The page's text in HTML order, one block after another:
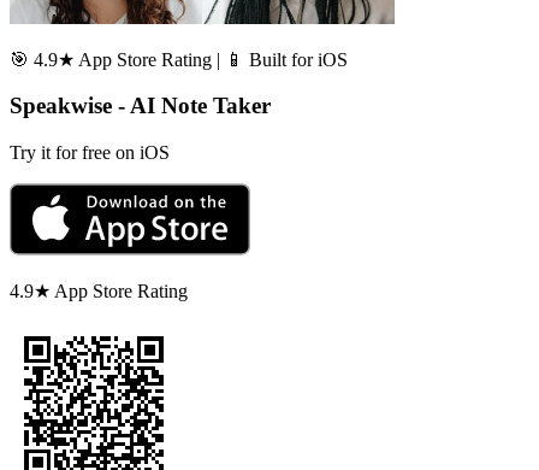
🎯 4.9★ App Store Rating | 📱 Built for iOS
Speakwise - AI Note Taker
Try it for free on iOS
4.9★ App Store Rating